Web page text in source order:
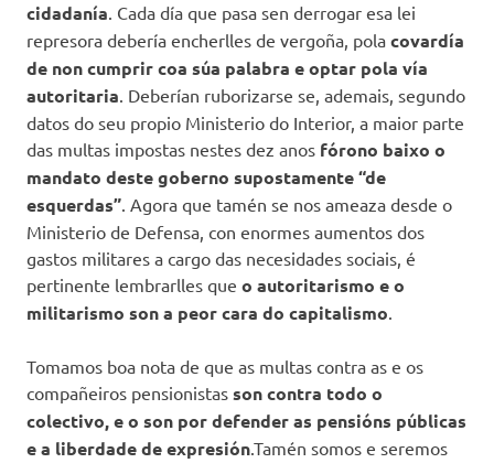
cidadanía. Cada día que pasa sen derrogar esa lei
represora debería encherlles de vergoña, pola covardía
de non cumprir coa súa palabra e optar pola vía
autoritaria. Deberían ruborizarse se, ademais, segundo
datos do seu propio Ministerio do Interior, a maior parte
das multas impostas nestes dez anos fórono baixo o
mandato deste goberno supostamente “de
esquerdas”. Agora que tamén se nos ameaza desde o
Ministerio de Defensa, con enormes aumentos dos
gastos militares a cargo das necesidades sociais, é
pertinente lembrarlles que o autoritarismo e o
militarismo son a peor cara do capitalismo.
Tomamos boa nota de que as multas contra as e os
compañeiros pensionistas son contra todo o
colectivo, e o son por defender as pensións públicas
e a liberdade de expresión.Tamén somos e seremos